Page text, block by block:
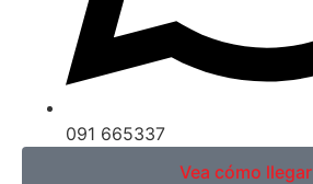
091 665337
Vea cómo llegar